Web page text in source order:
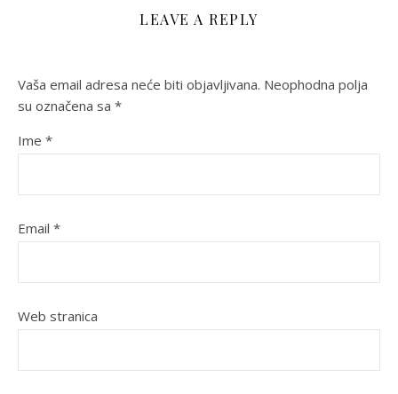
LEAVE A REPLY
Vaša email adresa neće biti objavljivana. Neophodna polja
su označena sa *
Ime *
Email *
Web stranica